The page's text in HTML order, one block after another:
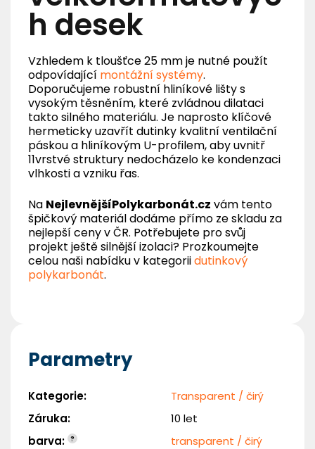
h desek
Vzhledem k tloušťce 25 mm je nutné použít
odpovídající montážní systémy.
Doporučujeme robustní hliníkové lišty s
vysokým těsněním, které zvládnou dilataci
takto silného materiálu. Je naprosto klíčové
hermeticky uzavřít dutinky kvalitní ventilační
páskou a hliníkovým U-profilem, aby uvnitř
11vrstvé struktury nedocházelo ke kondenzaci
vlhkosti a vzniku řas.
Na NejlevnějšíPolykarbonát.cz vám tento
špičkový materiál dodáme přímo ze skladu za
nejlepší ceny v ČR. Potřebujete pro svůj
projekt ještě silnější izolaci? Prozkoumejte
celou naši nabídku v kategoriidutinkový
polykarbonát.
Parametry
Kategorie:
Transparent / čirý
Záruka:
10 let
barva: ?
transparent / čirý